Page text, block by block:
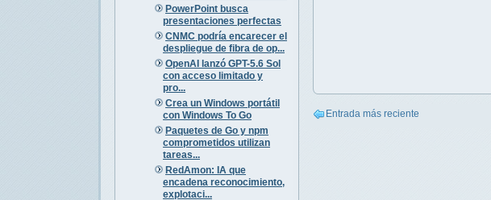
PowerPoint busca
presentaciones perfectas
CNMC podría encarecer el
despliegue de fibra de op...
OpenAI lanzó GPT-5.6 Sol
con acceso limitado y
pro...
Crea un Windows portátil
con Windows To Go
Paquetes de Go y npm
comprometidos utilizan
tareas...
RedAmon: IA que
encadena reconocimiento,
explotaci...
Entrada más reciente